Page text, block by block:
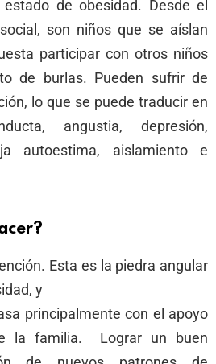
de obesidad. Desde el
son niños que se aíslan
participar con otros niños
de burlas. Pueden sufrir de
lo que se puede traducir en
angustia, depresión,
autoestima, aislamiento e
Esta es la piedra angular
y
principalmente con el apoyo
la familia. Lograr un buen